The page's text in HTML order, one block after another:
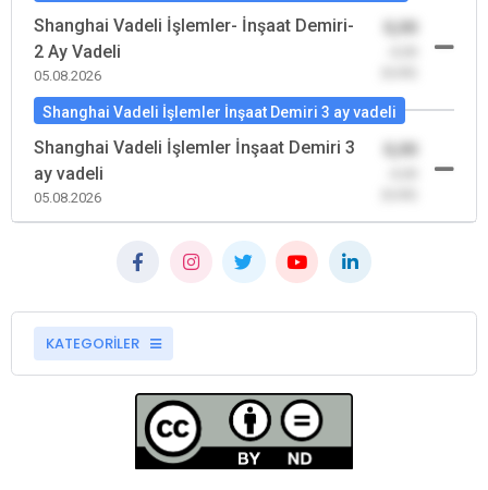
Shanghai Vadeli İşlemler- İnşaat Demiri-
2 Ay Vadeli
05.08.2026
Shanghai Vadeli İşlemler İnşaat Demiri 3 ay vadeli
Shanghai Vadeli İşlemler İnşaat Demiri 3
ay vadeli
05.08.2026
KATEGORİLER